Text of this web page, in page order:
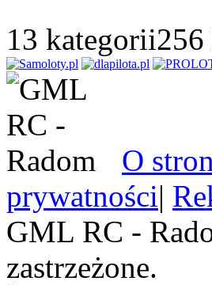
13 kategorii256
O
prywatności|
GML RC -
zastrzeżone.